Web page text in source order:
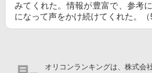
みてくれた。情報が豊富で、参考
になって声をかけ続けてくれた。（
オリコンランキングは、株式会